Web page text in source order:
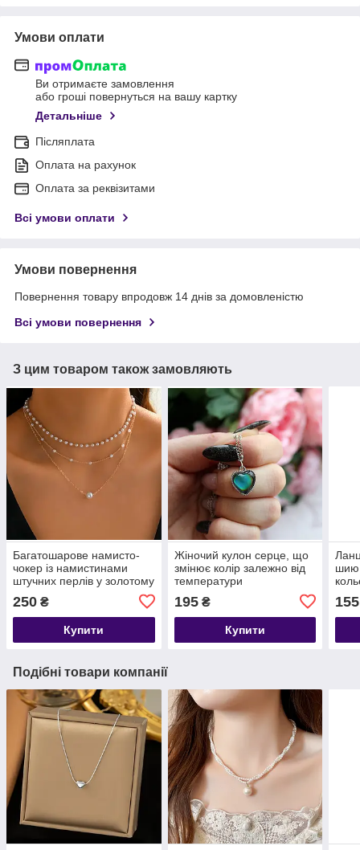
Умови оплати
Ви отримаєте замовлення
або гроші повернуться на вашу картку
Детальніше
Післяплата
Оплата на рахунок
Оплата за реквізитами
Всі умови оплати
Умови повернення
Повернення товару впродовж 14 днів за домовленістю
Всі умови повернення
З цим товаром також замовляють
Багатошарове намисто-
чокер із намистинами
штучних перлів у золотому
250 ₴
Купити
Жіночий кулон серце, що
змінює колір залежно від
температури
195₴
Купити
шию
155
Подібні товари компанії